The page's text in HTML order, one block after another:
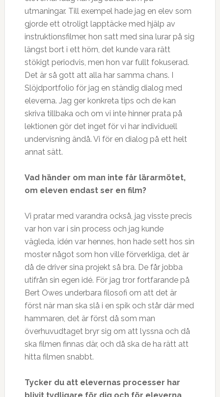
utmaningar. Till exempel hade jag en elev som
gjorde ett otroligt lapptäcke med hjälp av
instruktionsfilmer, hon satt med sina lurar på sig
längst bort i ett hörn, det kunde vara rätt
stökigt periodvis, men hon var fullt fokuserad.
Det är så gott att alla har samma chans. I
Slöjdportfolio för jag en ständig dialog med
eleverna. Jag ger konkreta tips och de kan
skriva tillbaka och om vi inte hinner prata på
lektionen gör det inget för vi har individuell
undervisning ändå. Vi för en dialog på ett helt
annat sätt.
Vad händer om man inte får lärarmötet,
om eleven endast ser en film?
Vi pratar med varandra också, jag visste precis
var hon var i sin process och jag kunde
vägleda, idén var hennes, hon hade sett hos sin
moster något som hon ville förverkliga, det är
då de driver sina projekt så bra. De får jobba
utifrån sin egen idé. För jag tror fortfarande på
Bert Owes underbara filosofi om att det är
först när man ska slå i en spik och står där med
hammaren, det är först då som man
överhuvudtaget bryr sig om att lyssna och då
ska filmen finnas där, och då ska de ha rätt att
hitta filmen snabbt. ­
Tycker du att elevernas processer har